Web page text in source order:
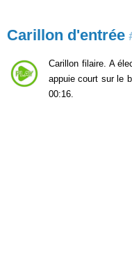
Carillon d'entrée
Carillon filaire. A
appuie court sur le
00:16.